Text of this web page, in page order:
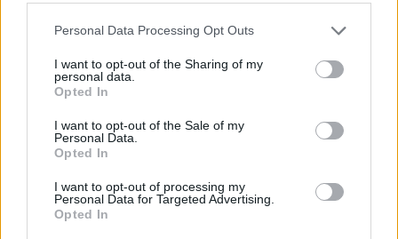
Please note that this website/app uses one or more Google
not limited to your visit or usage behaviour. You may click to
grant or deny consent to Google and its third-party tags to
use your data for below specified purposes in below Google
consent section.
Personal Data Processing Opt Outs
I want to opt-out of the Sharing of my
personal data.
Opted In
I want to opt-out of the Sale of my
Personal Data.
Opted In
I want to opt-out of processing my
Personal Data for Targeted Advertising.
Opted In